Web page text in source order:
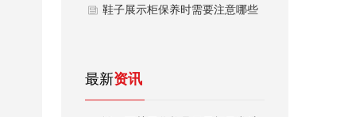
鞋子展示柜保养时需要注意哪些
最新资讯